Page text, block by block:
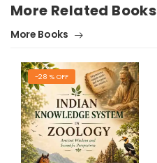
More Related Books
More Books
-28 % OFF